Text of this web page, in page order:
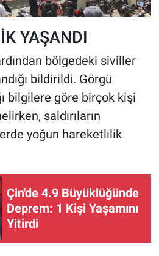
YAŞANDI
bölgedeki siviller
bildirildi. Görgü
bilgilere göre birçok kişi
saldırıların
yoğun hareketlilik
Çin'de 4.9 Büyüklüğünde
Deprem: 1 Kişi Yaşamını
Yitirdi